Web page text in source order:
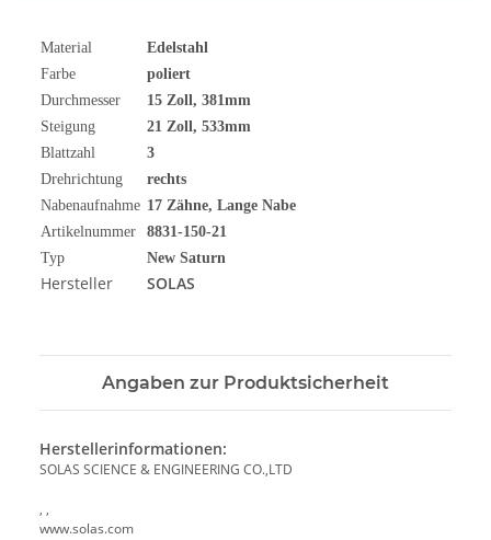
Material
Edelstahl
Farbe
poliert
Durchmesser
15 Zoll, 381mm
Steigung
21 Zoll, 533mm
Blattzahl
3
Drehrichtung
rechts
Nabenaufnahme 17 Zähne, Lange Nabe
Artikelnummer
8831-150-21
Typ
New Saturn
Hersteller SOLAS
Angaben zur Produktsicherheit
Herstellerinformationen:
SOLAS SCIENCE & ENGINEERING CO.,LTD
, ,
www.solas.com